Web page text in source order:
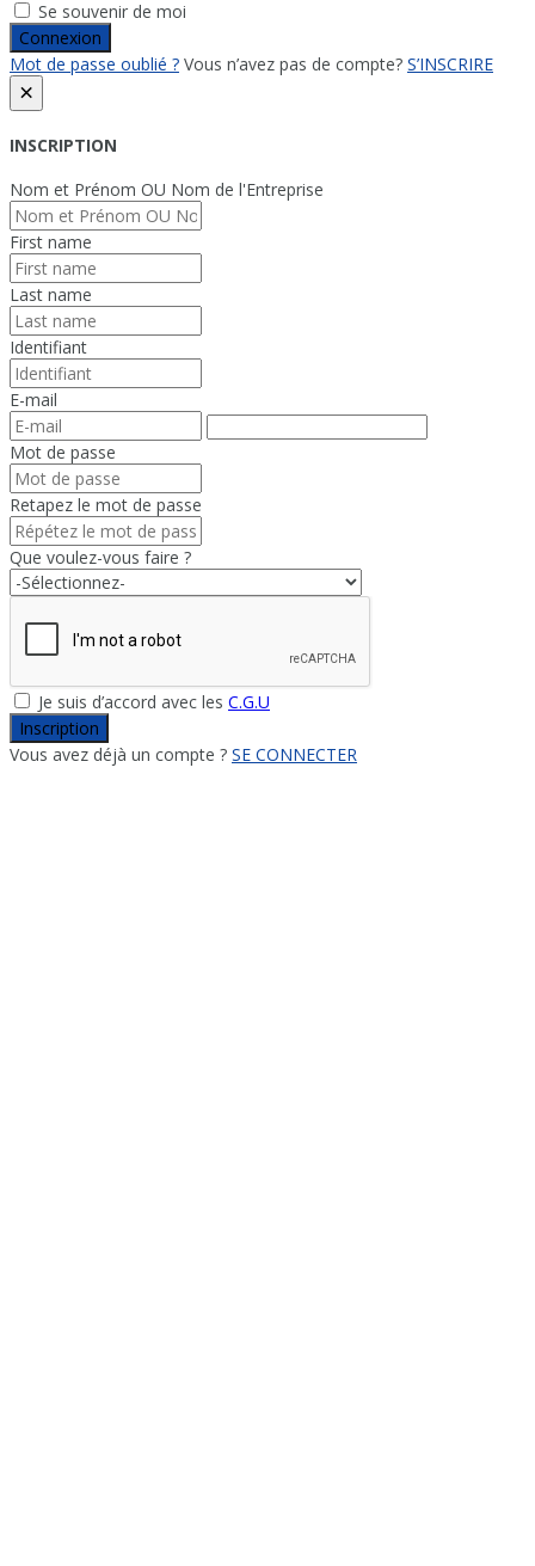
Se souvenir de moi
Connexion
Mot de passe oublié ? Vous n’avez pas de compte? S’INSCRIRE
×
INSCRIPTION
Nom et Prénom OU Nom de l'Entreprise
First name
Last name
Identifiant
E-mail
Mot de passe
Retapez le mot de passe
Que voulez-vous faire ?
Je suis d’accord avec les C.G.U
Inscription
Vous avez déjà un compte ? SE CONNECTER